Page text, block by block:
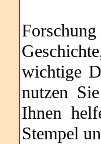
wichtige
nutzen
Ihnen
Stempel